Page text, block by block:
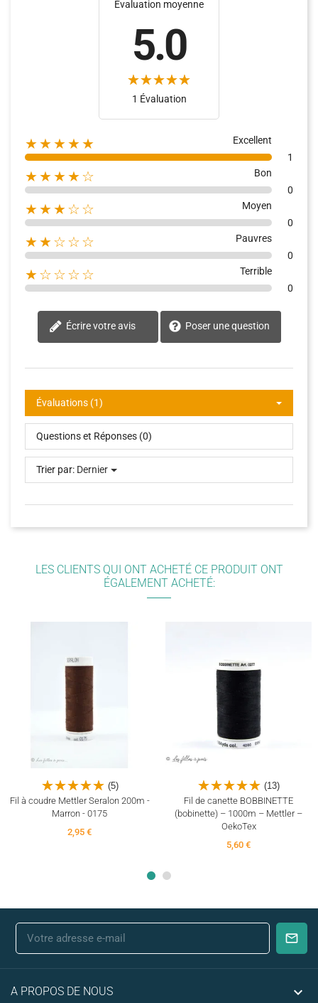
Évaluation moyenne
5.0
1 Évaluation
★★★★★
Excellent
1
★★★★☆
Bon
0
★★★☆☆
Moyen
0
★★☆☆☆
Pauvres
0
★☆☆☆☆
Terrible
0
Écrire votre avis Poser une question
Évaluations (1)
Questions et Réponses (0)
Trier par: Dernier
LES CLIENTS QUI ONT ACHETÉ CE PRODUIT ONT
ÉGALEMENT ACHETÉ:
(5)
Fil à coudre Mettler Seralon 200m -
Marron - 0175
2,95 €
(13)
Fil de canette BOBBINETTE
(bobinette) – 1000m – Mettler –
OekoTex
5,60 €
A PROPOS DE NOUS 